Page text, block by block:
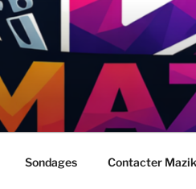
Sondages Contacter Mazik